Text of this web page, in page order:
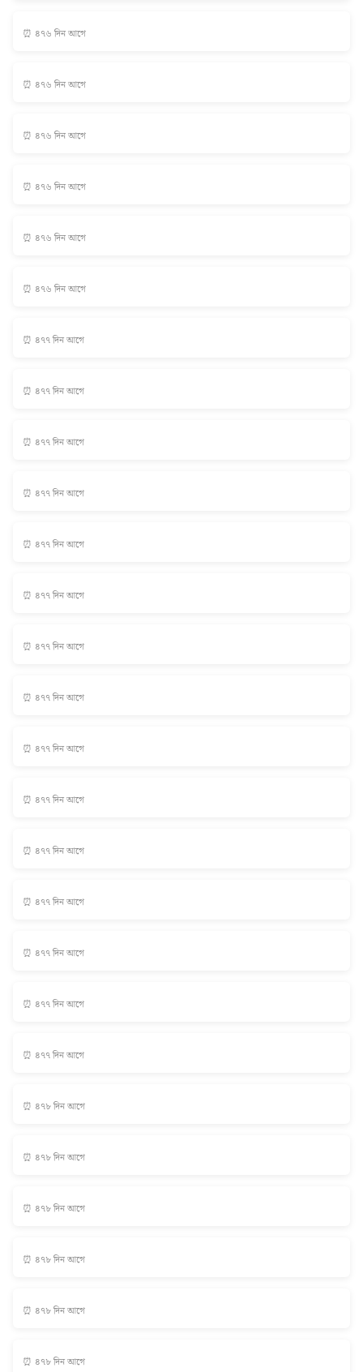
⏰ ৪৭৬ দিন আগে
⏰ ৪৭৬ দিন আগে
⏰ ৪৭৬ দিন আগে
⏰ ৪৭৬ দিন আগে
⏰ ৪৭৬ দিন আগে
⏰ ৪৭৬ দিন আগে
⏰ ৪৭৭ দিন আগে
⏰ ৪৭৭ দিন আগে
⏰ ৪৭৭ দিন আগে
⏰ ৪৭৭ দিন আগে
⏰ ৪৭৭ দিন আগে
⏰ ৪৭৭ দিন আগে
⏰ ৪৭৭ দিন আগে
⏰ ৪৭৭ দিন আগে
⏰ ৪৭৭ দিন আগে
⏰ ৪৭৭ দিন আগে
⏰ ৪৭৭ দিন আগে
⏰ ৪৭৭ দিন আগে
⏰ ৪৭৭ দিন আগে
⏰ ৪৭৭ দিন আগে
⏰ ৪৭৭ দিন আগে
⏰ ৪৭৮ দিন আগে
⏰ ৪৭৮ দিন আগে
⏰ ৪৭৮ দিন আগে
⏰ ৪৭৮ দিন আগে
⏰ ৪৭৮ দিন আগে
⏰ ৪৭৮ দিন আগে